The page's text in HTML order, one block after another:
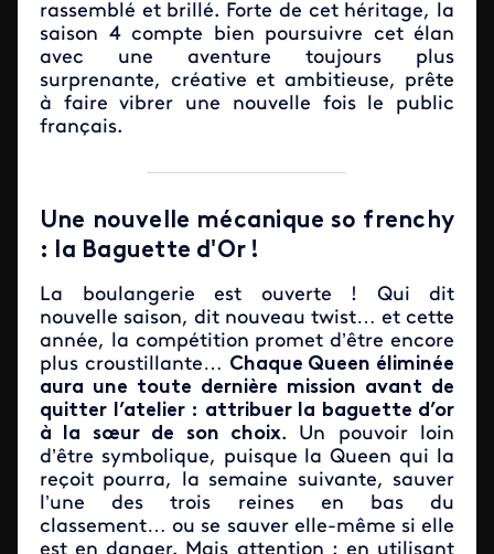
rassemblé et brillé. Forte de cet héritage, la
saison 4 compte bien poursuivre cet élan
avec une aventure toujours plus
surprenante, créative et ambitieuse, prête
à faire vibrer une nouvelle fois le public
français.
Une nouvelle mécanique so frenchy
: la Baguette d'Or !
La boulangerie est ouverte ! Qui dit
nouvelle saison, dit nouveau twist… et cette
année, la compétition promet d’être encore
plus croustillante… Chaque Queen éliminée
aura une toute dernière mission avant de
quitter l’atelier : attribuer la baguette d’or
à la sœur de son choix. Un pouvoir loin
d’être symbolique, puisque la Queen qui la
reçoit pourra, la semaine suivante, sauver
l’une des trois reines en bas du
classement… ou se sauver elle-même si elle